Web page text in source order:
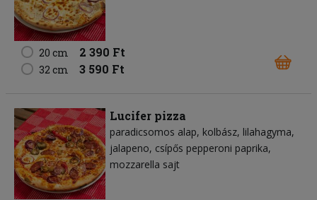
20 cm 2 390 Ft
32 cm 3 590 Ft
Lucifer pizza
paradicsomos alap kolbász lilahagyma
jalapeno csípős pepperoni paprika
mozzarella sajt